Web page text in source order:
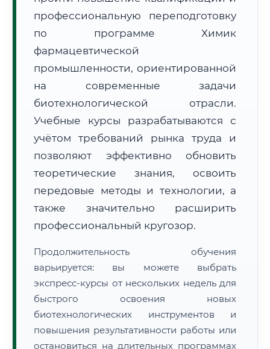
Расчет логистики оригиналов:
~638 км
• Экспресс-доставка СДЭК / Почтой:1–2 рабочих дня
📜 Документы и аккредитация
🔍Нажмите на документ для увеличения и просмотра
профессиональную переподготовку
по программе Химик
фармацевтической
промышленности, ориентированной
на современные задачи
биотехнологической отрасли.
Учебные курсы разрабатываются с
учётом требований рынка труда и
позволяют эффективно обновить
теоретические знания, освоить
передовые методы и технологии, а
также значительно расширить
профессиональный кругозор.
Продолжительность обучения
варьируется: вы можете выбрать
экспресс-курсы от нескольких недель для
быстрого освоения новых
биотехнологических инструментов и
повышения результативности работы или
остановиться на длительных программах